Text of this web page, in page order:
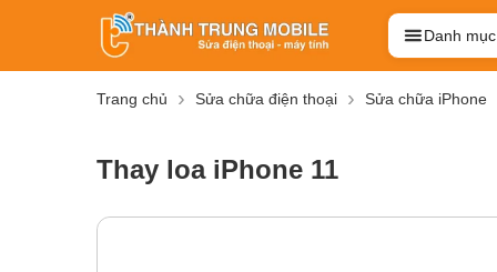
Danh mục
Trang chủ Sửa chữa điện thoại Sửa chữa iPhone
Thay loa iPhone 11